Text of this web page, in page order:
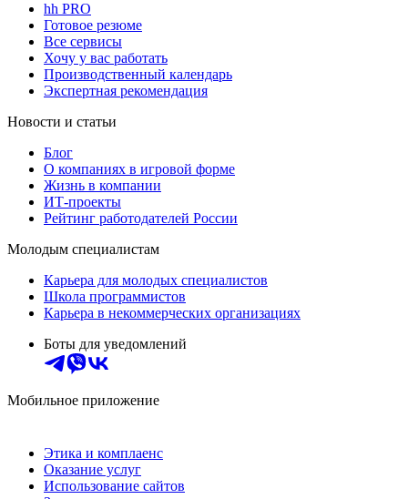
hh PRO
Готовое резюме
Все сервисы
Хочу у вас работать
Производственный календарь
Экспертная рекомендация
Новости и статьи
Блог
О компаниях в игровой форме
Жизнь в компании
ИТ-проекты
Рейтинг работодателей России
Молодым специалистам
Карьера для молодых специалистов
Школа программистов
Карьера в некоммерческих организациях
Боты для уведомлений
Мобильное приложение
Этика и комплаенс
Оказание услуг
Использование сайтов